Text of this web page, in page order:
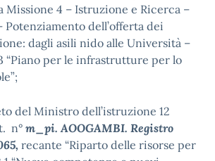
Missione 4 – Istruzione e Ricerca –
Potenziamento dell’offerta dei
dagli asili nido alle Università –
“Piano per le infrastrutture per lo
del Ministro dell’istruzione 12
n° m_pi. AOOGAMBI. Registro
recante “Riparto delle risorse per